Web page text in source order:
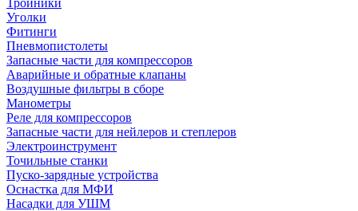
Тройники
Уголки
Фитинги
Пневмопистолеты
Запасные части для компрессоров
Аварийные и обратные клапаны
Воздушные фильтры в сборе
Манометры
Реле для компрессоров
Запасные части для нейлеров и степлеров
Электроинструмент
Точильные станки
Пуско-зарядные устройства
Оснастка для МФИ
Насадки для УШМ